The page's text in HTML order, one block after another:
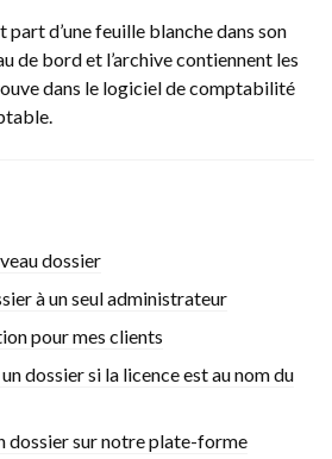
part d’une feuille blanche dans son
de bord et l’archive contiennent les
dans le logiciel de comptabilité
dossier
à un seul administrateur
pour mes clients
dossier si la licence est au nom du
dossier sur notre plate-forme